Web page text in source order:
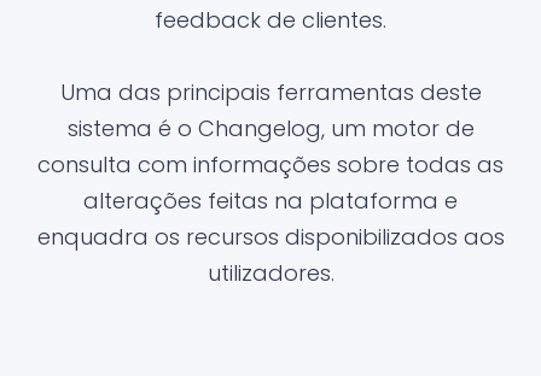
feedback de clientes.
Uma das principais ferramentas deste
sistema é o Changelog, um motor de
consulta com informações sobre todas as
alterações feitas na plataforma e
enquadra os recursos disponibilizados aos
utilizadores.